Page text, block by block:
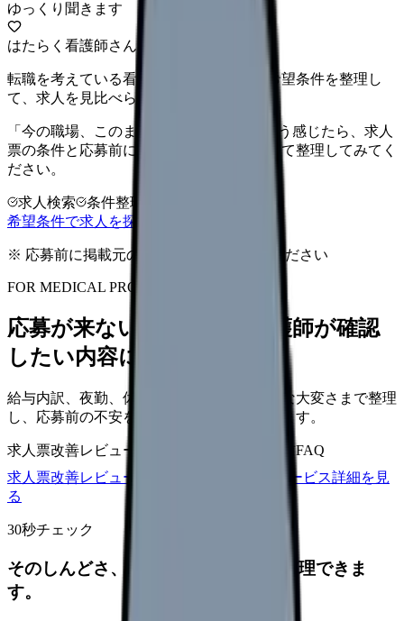
ゆっくり聞きます
はたらく看護師さん 求人
転職を考えている看護師さんへ。まずは希望条件を整理し
て、求人を見比べられます。
「今の職場、このままでいいのかな...」そう感じたら、求人
票の条件と応募前に確認したい不安を分けて整理してみてく
ださい。
求人検索 条件整理
希望条件で求人を探す
※ 応募前に掲載元の最新情報を確認してください
FOR MEDICAL PROVIDERS
応募が来ない求人票を、看護師が確認
したい内容に直せます
給与内訳、夜勤、休日、教育、職場の正直な大変さまで整理
し、応募前の不安を減らす求人票へ改善します。
求人票改善レビュー
応募前FAQ
求人票改善レビューの見積もりを依頼
サービス詳細を見
る
30秒チェック
そのしんどさ、転職すべきサインか整理できま
す。